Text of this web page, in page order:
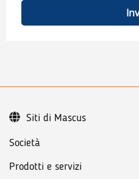
Società
Prodotti e servizi
Siti di Mascus